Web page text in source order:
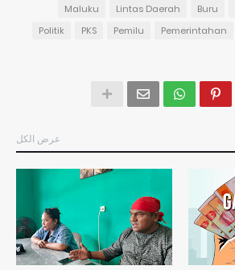
Buru
Lintas Daerah
Maluku
Pemerintahan
Pemilu
PKS
Politik
عرض الكل